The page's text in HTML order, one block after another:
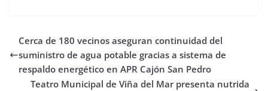
o
o
k
e
r
A
p
p
d
o
n
r
e
s
r
d
n
r
t
i
r
Cerca de 180 vecinos aseguran continuidad del
suministro de agua potable gracias a sistema de
respaldo energético en APR Cajón San Pedro
Teatro Municipal de Viña del Mar presenta nutrida